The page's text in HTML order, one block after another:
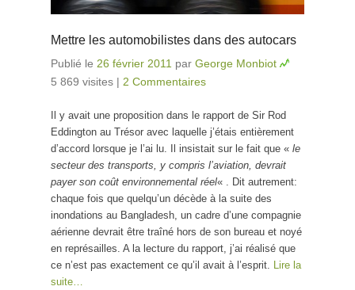
Mettre les automobilistes dans des autocars
Publié le 26 février 2011 par George Monbiot
5 869 visites | 2 Commentaires
Il y avait une proposition dans le rapport de Sir Rod
Eddington au Trésor avec laquelle j’étais entièrement
d’accord lorsque je l’ai lu. Il insistait sur le fait que « le
secteur des transports, y compris l’aviation, devrait
payer son coût environnemental réel« . Dit autrement:
chaque fois que quelqu’un décède à la suite des
inondations au Bangladesh, un cadre d’une compagnie
aérienne devrait être traîné hors de son bureau et noyé
en représailles. A la lecture du rapport, j’ai réalisé que
ce n’est pas exactement ce qu’il avait à l’esprit. Lire la
suite…